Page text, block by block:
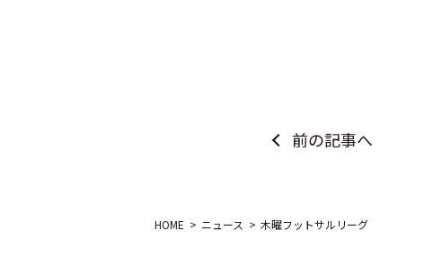
前の記事へ
HOME ニュース 木曜フットサルリーグ